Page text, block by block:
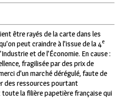
être rayés de la carte dans les
peut craindre à l’issue de la 4e
et de l’Économie. En cause :
fragilisée par des prix de
d’un marché dérégulé, faute de
des ressources pourtant
toute la filière papetière française qui